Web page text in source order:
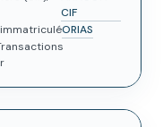
CIF
ORIAS